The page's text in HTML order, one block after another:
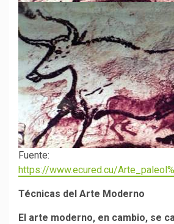
Fuente:
https://www.ecured.cu/
Técnicas del Arte Moderno
El arte moderno, en cambio, se